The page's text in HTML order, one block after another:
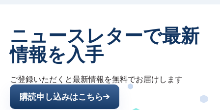
ニュースレターで最新
情報を入手
ご登録いただくと最新情報を無料でお届けします
購読申し込みはこちら